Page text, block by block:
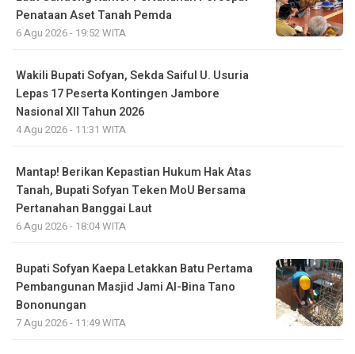
Penataan Aset Tanah Pemda
6 Agu 2026 - 19:52 WITA
Wakili Bupati Sofyan, Sekda Saiful U. Usuria
Lepas 17 Peserta Kontingen Jambore
Nasional XII Tahun 2026
4 Agu 2026 - 11:31 WITA
Mantap! Berikan Kepastian Hukum Hak Atas
Tanah, Bupati Sofyan Teken MoU Bersama
Pertanahan Banggai Laut
6 Agu 2026 - 18:04 WITA
Bupati Sofyan Kaepa Letakkan Batu Pertama
Pembangunan Masjid Jami Al-Bina Tano
Bononungan
7 Agu 2026 - 11:49 WITA